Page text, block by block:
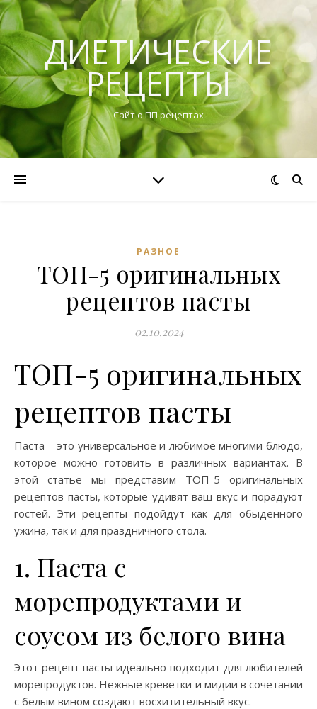
ДИЕТИЧЕСКИЕ
РЕЦЕПТЫ
Сайт о ПП рецептах
РАЗНОЕ
ТОП-5 оригинальных
рецептов пасты
02.10.2024
ТОП-5 оригинальных
рецептов пасты
Паста – это универсальное и любимое многими блюдо,
которое можно готовить в различных вариантах. В
этой статье мы представим ТОП-5 оригинальных
рецептов пасты, которые удивят ваш вкус и порадуют
гостей. Эти рецепты подойдут как для обыденного
ужина, так и для праздничного стола.
1. Паста с
морепродуктами и
соусом из белого вина
Этот рецепт пасты идеально подходит для любителей
морепродуктов. Нежные креветки и мидии в сочетании
с белым вином создают восхитительный вкус.